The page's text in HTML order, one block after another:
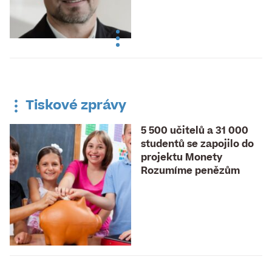
Tiskové zprávy
5 500 učitelů a 31 000
studentů se zapojilo do
projektu Monety
Rozumíme penězům